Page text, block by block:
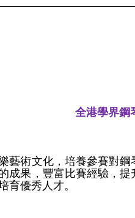
全港學界鋼
藝術文化，培養參賽對
成果，豐富比賽經驗，
育優秀人才。